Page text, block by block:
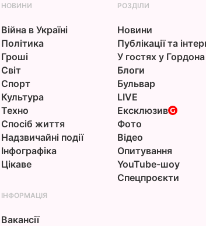
НОВИНИ
Війна в Україні
Політика
Гроші
Світ
Спорт
Культура
Техно
Спосіб життя
Надзвичайні події
Інфографіка
Цікаве
РОЗДІЛИ
Новини
Публікації та
У гостях у Гордона
Блоги
Бульвар
LIVE
Ексклюзив
Фото
Відео
Опитування
YouTube-шоу
Спецпроєкти
ІНФОРМАЦІЯ
Вакансії